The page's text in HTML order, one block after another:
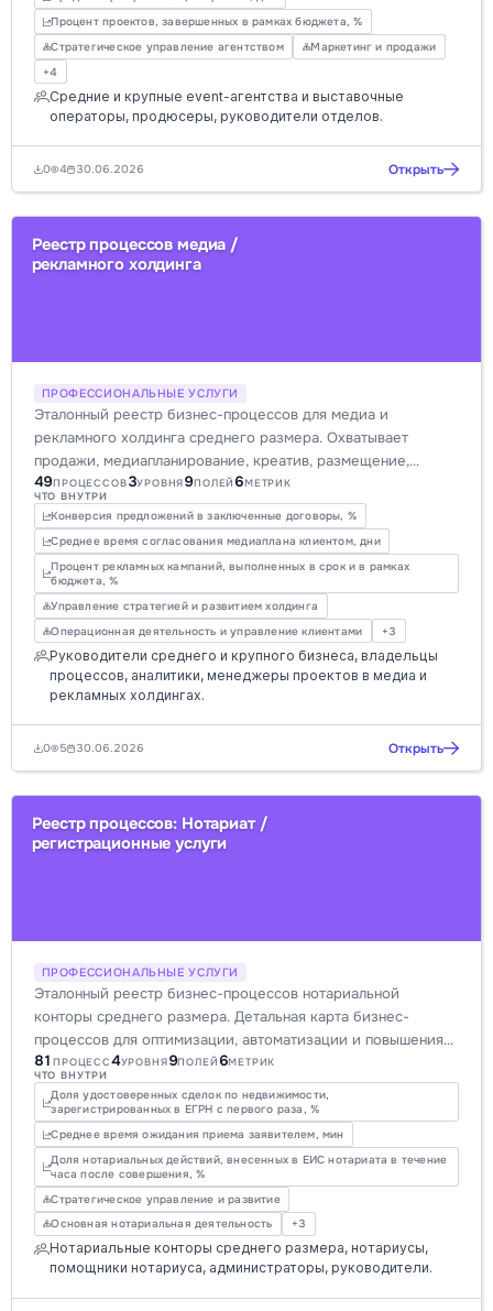
повышения KPI в медиа/ивентах.
Процент проектов, завершенных в рамках бюджета, %
Стратегическое управление агентством
Маркетинг и продажи
+4
Средние и крупные event-агентства и выставочные
операторы, продюсеры, руководители отделов.
0 4 30.06.2026 Открыть
Реестр процессов медиа /
рекламного холдинга
ПРОФЕССИОНАЛЬНЫЕ УСЛУГИ
Эталонный реестр бизнес-процессов для медиа и
рекламного холдинга среднего размера. Охватывает
продажи, медиапланирование, креатив, размещение,
аналитику и биллинг. Помогает оптимизировать процессы и
повысить эффективность работы.
49ПРОЦЕССОВ3УРОВНЯ9ПОЛЕЙ6МЕТРИК
ЧТО ВНУТРИ
Конверсия предложений в заключенные договоры, %
Среднее время согласования медиаплана клиентом, дни
Процент рекламных кампаний, выполненных в срок и в рамках
бюджета, %
Управление стратегией и развитием холдинга
Операционная деятельность и управление клиентами
+3
Руководители среднего и крупного бизнеса, владельцы
процессов, аналитики, менеджеры проектов в медиа и
рекламных холдингах.
0 5 30.06.2026 Открыть
Реестр процессов: Нотариат /
регистрационные услуги
ПРОФЕССИОНАЛЬНЫЕ УСЛУГИ
Эталонный реестр бизнес-процессов нотариальной
конторы среднего размера. Детальная карта бизнес-
процессов для оптимизации, автоматизации и повышения
эффективности регистрационных услуг.
81ПРОЦЕСС4УРОВНЯ9ПОЛЕЙ6МЕТРИК
ЧТО ВНУТРИ
Доля удостоверенных сделок по недвижимости,
зарегистрированных в ЕГРН с первого раза, %
Среднее время ожидания приема заявителем, мин
Доля нотариальных действий, внесенных в ЕИС нотариата в течение
часа после совершения, %
Стратегическое управление и развитие
Основная нотариальная деятельность
+3
Нотариальные конторы среднего размера, нотариусы,
помощники нотариуса, администраторы, руководители.